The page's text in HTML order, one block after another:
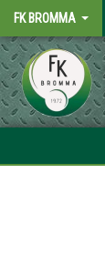
FK BROMMA